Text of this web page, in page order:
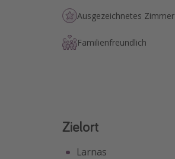
Ausgezeichnetes Zimmer
Familienfreundlich
Zielort
Larnas